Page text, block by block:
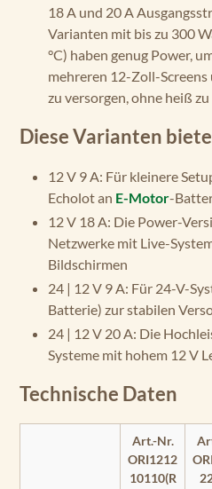
18 A und 20 A
Varianten mit bis zu 300
°C) haben genug Power,
mehreren 12-Zoll-
zu versorgen, ohne heiß
Diese Varianten
12 V 9 A: Für kleinere
Echolot an E-Motor-
12 V 18 A: Die Power-
Netzwerke mit Live-
Bildschirmen
24 | 12 V 9 A: Für 24-V-
Batterie) zur stabilen
24 | 12 V 20 A: Die
Systeme mit hohem 12 V
Technische Daten
Art.-Nr.
ORI1212
10110(R